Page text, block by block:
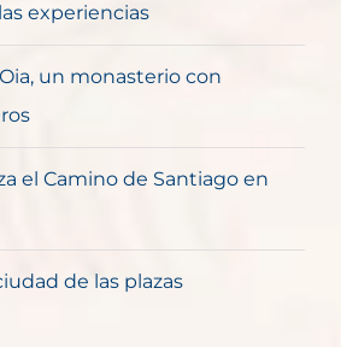
experiencias
un monasterio con
el Camino de Santiago en
de las plazas